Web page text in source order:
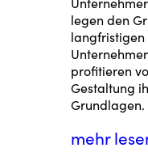
legen den
langfristigen
profitieren
Gestaltung
Grundlagen.
mehr